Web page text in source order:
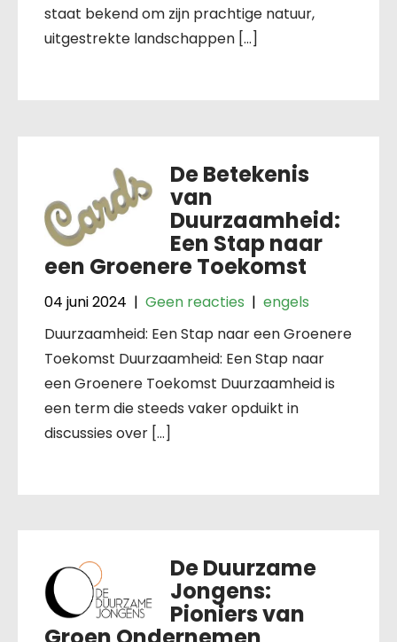
staat bekend om zijn prachtige natuur,
uitgestrekte landschappen […]
De Betekenis
van
Duurzaamheid:
Een Stap naar
een Groenere Toekomst
04 juni 2024 | Geen reacties | engels
Duurzaamheid: Een Stap naar een Groenere
Toekomst Duurzaamheid: Een Stap naar
een Groenere Toekomst Duurzaamheid is
een term die steeds vaker opduikt in
discussies over […]
De Duurzame
Jongens:
Pioniers van